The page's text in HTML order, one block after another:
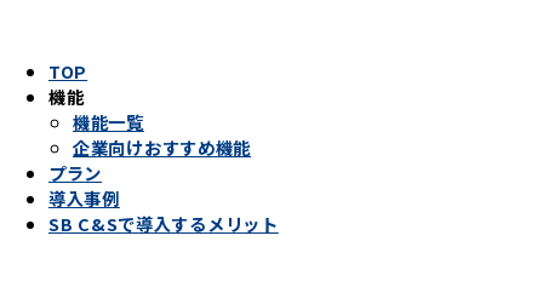
TOP
機能
機能一覧
企業向けおすすめ機能
プラン
導入事例
SB C&Sで導入するメリット